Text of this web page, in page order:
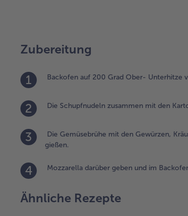
Zubereitung
1 Backofen auf 200 Grad Ober- Unterhitze
2 Die Schupfnudeln zusammen mit den
3
Die Gemüsebrühe mit den Gewürzen,
gießen.
4 Mozzarella darüber geben und im
Ähnliche Rezepte